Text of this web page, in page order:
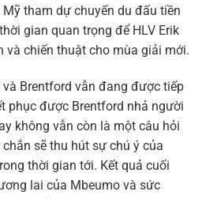
tham dự chuyến du đấu tiền
gian quan trọng để HLV Erik
và chiến thuật cho mùa giải mới.
Brentford vẫn đang được tiếp
phục được Brentford nhả người
không vẫn còn là một câu hỏi
sẽ thu hút sự chú ý của
thời gian tới. Kết quả cuối
lai của Mbeumo và sức